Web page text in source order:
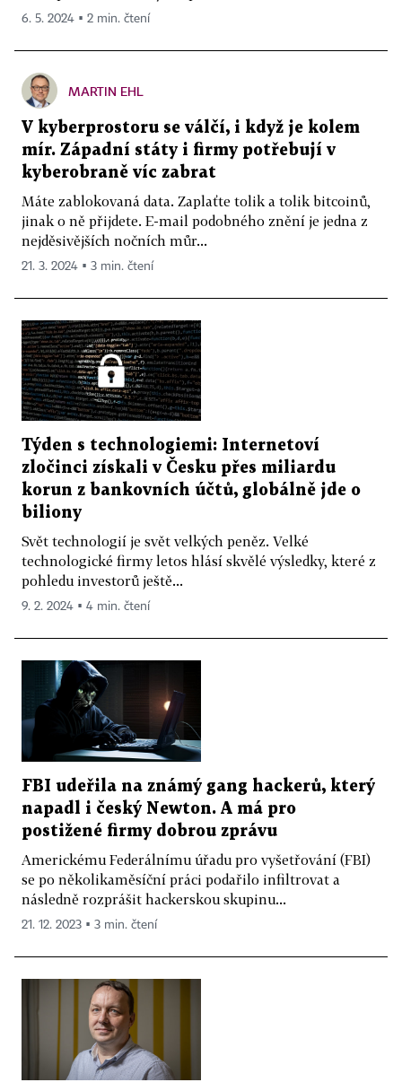
6. 5. 2024 ▪ 2 min. čtení
MARTIN EHL
V kyberprostoru se válčí, i když je kolem
mír. Západní státy i firmy potřebují v
kyberobraně víc zabrat
Máte zablokovaná data. Zaplaťte tolik a tolik bitcoinů,
jinak o ně přijdete. E-mail podobného znění je jedna z
nejděsivějších nočních můr...
21. 3. 2024 ▪ 3 min. čtení
Týden s technologiemi: Internetoví
zločinci získali v Česku přes miliardu
korun z bankovních účtů, globálně jde o
biliony
Svět technologií je svět velkých peněz. Velké
technologické firmy letos hlásí skvělé výsledky, které z
pohledu investorů ještě...
9. 2. 2024 ▪ 4 min. čtení
FBI udeřila na známý gang hackerů, který
napadl i český Newton. A má pro
postižené firmy dobrou zprávu
Americkému Federálnímu úřadu pro vyšetřování (FBI)
se po několikaměsíční práci podařilo infiltrovat a
následně rozprášit hackerskou skupinu...
21. 12. 2023 ▪ 3 min. čtení